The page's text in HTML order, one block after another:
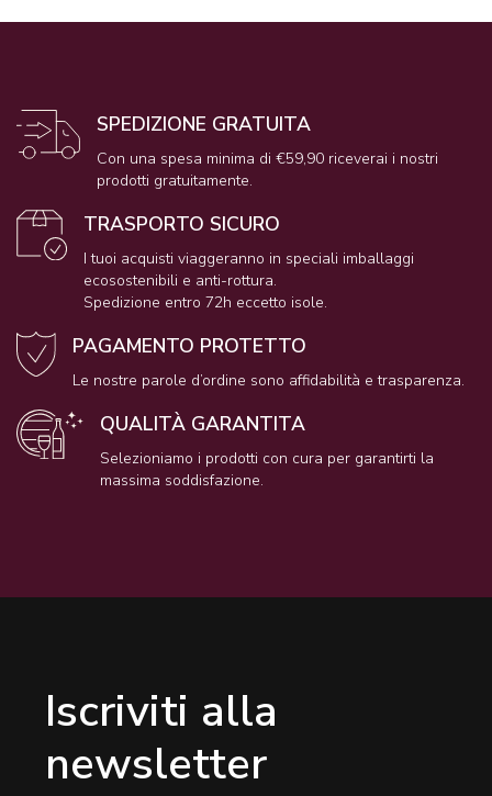
SPEDIZIONE GRATUITA
Con una spesa minima di €59,90 riceverai i nostri
prodotti gratuitamente.
TRASPORTO SICURO
I tuoi acquisti viaggeranno in speciali imballaggi
ecosostenibili e anti-rottura.
Spedizione entro 72h eccetto isole.
PAGAMENTO PROTETTO
Le nostre parole d’ordine sono affidabilità e trasparenza.
QUALITÀ GARANTITA
Selezioniamo i prodotti con cura per garantirti la
massima soddisfazione.
Iscriviti alla
newsletter